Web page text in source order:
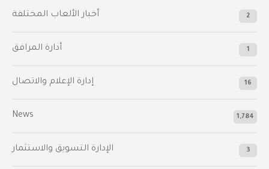
أخبار الألعاب المختلفة 2
أدارة المرافق 1
إدارة الإعلام والاتصال 16
News 1,784
الإدارة التسويق والاستثمار 3